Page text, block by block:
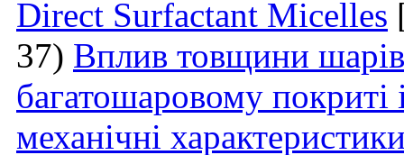
Direct Surfactant Micelles
37) Вплив товщини
багатошаровому покриті
механічні